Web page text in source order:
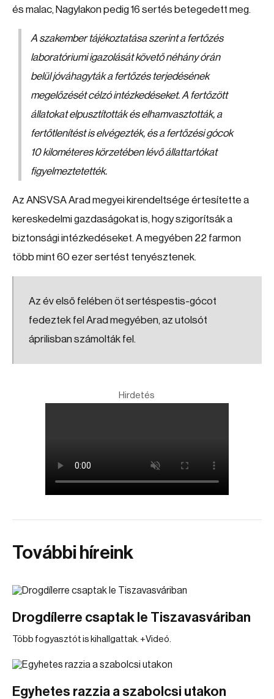
és malac, Nagylakon pedig 16 sertés betegedett meg.
A szakember tájékoztatása szerint a fertőzés
laboratóriumi igazolását követő néhány órán
belül jóváhagyták a fertőzés terjedésének
megelőzését célzó intézkedéseket. A fertőzött
állatokat elpusztították és elhamvasztották, a
fertőtlenítést is elvégezték, és a fertőzési gócok
10 kilométeres körzetében lévő állattartókat
figyelmeztetették.
Az ANSVSA Arad megyei kirendeltsége értesítette a
kereskedelmi gazdaságokat is, hogy szigorítsák a
biztonsági intézkedéseket. A megyében 22 farmon
több mint 60 ezer sertést tenyésztenek.
Az év első felében öt sertéspestis-gócot
fedeztek fel Arad megyében, az utolsót
áprilisban számolták fel.
Hirdetés
További híreink
Drogdílerre csaptak le Tiszavasváriban
Több fogyasztót is kihallgattak. +Videó.
Egyhetes razzia a szabolcsi utakon